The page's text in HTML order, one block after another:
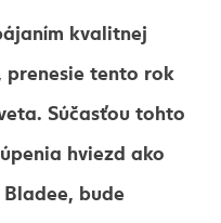
kvalitnej
prenesie tento rok
Súčasťou tohto
hviezd ako
bude